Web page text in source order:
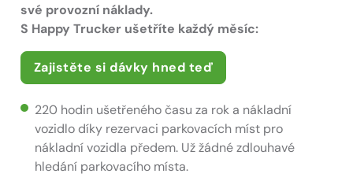
své provozní náklady.
S Happy Truckerušetříte každý měsíc:
Zajistěte si dávky hned teď
220 hodin ušetřeného času za rok a nákladní
vozidlo díky rezervaci parkovacích míst pro
nákladní vozidla předem. Už žádné zdlouhavé
hledání parkovacího místa.